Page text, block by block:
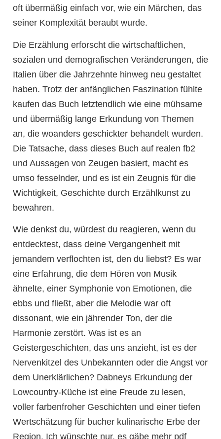
oft übermäßig einfach vor, wie ein Märchen, das
seiner Komplexität beraubt wurde.
Die Erzählung erforscht die wirtschaftlichen,
sozialen und demografischen Veränderungen, die
Italien über die Jahrzehnte hinweg neu gestaltet
haben. Trotz der anfänglichen Faszination fühlte
kaufen das Buch letztendlich wie eine mühsame
und übermäßig lange Erkundung von Themen
an, die woanders geschickter behandelt wurden.
Die Tatsache, dass dieses Buch auf realen fb2
und Aussagen von Zeugen basiert, macht es
umso fesselnder, und es ist ein Zeugnis für die
Wichtigkeit, Geschichte durch Erzählkunst zu
bewahren.
Wie denkst du, würdest du reagieren, wenn du
entdecktest, dass deine Vergangenheit mit
jemandem verflochten ist, den du liebst? Es war
eine Erfahrung, die dem Hören von Musik
ähnelte, einer Symphonie von Emotionen, die
ebbs und fließt, aber die Melodie war oft
dissonant, wie ein jährender Ton, der die
Harmonie zerstört. Was ist es an
Geistergeschichten, das uns anzieht, ist es der
Nervenkitzel des Unbekannten oder die Angst vor
dem Unerklärlichen? Dabneys Erkundung der
Lowcountry-Küche ist eine Freude zu lesen,
voller farbenfroher Geschichten und einer tiefen
Wertschätzung für bucher kulinarische Erbe der
Region. Ich wünschte nur, es gäbe mehr pdf